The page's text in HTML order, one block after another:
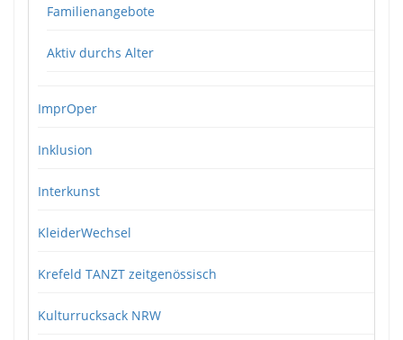
Familienangebote
Aktiv durchs Alter
ImprOper
Inklusion
Interkunst
KleiderWechsel
Krefeld TANZT zeitgenössisch
Kulturrucksack NRW